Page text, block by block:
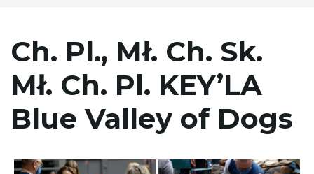
Ch. Pl., Mł. Ch. Sk.
Mł. Ch. Pl. KEY’LA
Blue Valley of Dogs